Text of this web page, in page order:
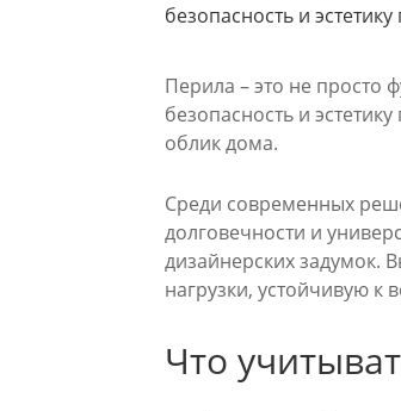
безопасность и
Перила – это не просто
безопасность и
облик дома.
Среди современных
долговечности и
дизайнерских задумок.
нагрузки, устойчивую
Что